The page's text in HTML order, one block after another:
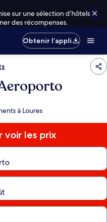
sur une sélection d’hôtels
des récompenses.
Obtenir l’appli
à Loures
voir les prix